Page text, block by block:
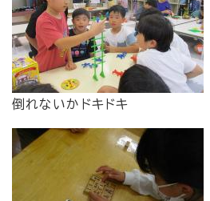
倒れないかドキドキ